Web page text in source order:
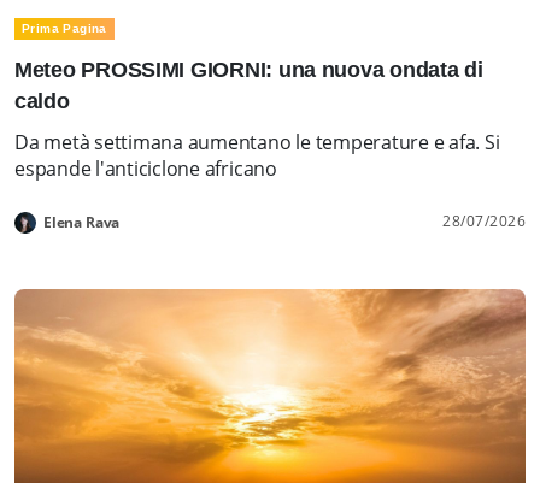
Prima Pagina
Meteo PROSSIMI GIORNI: una nuova ondata di
caldo
Da metà settimana aumentano le temperature e afa. Si
espande l'anticiclone africano
Elena Rava 28/07/2026